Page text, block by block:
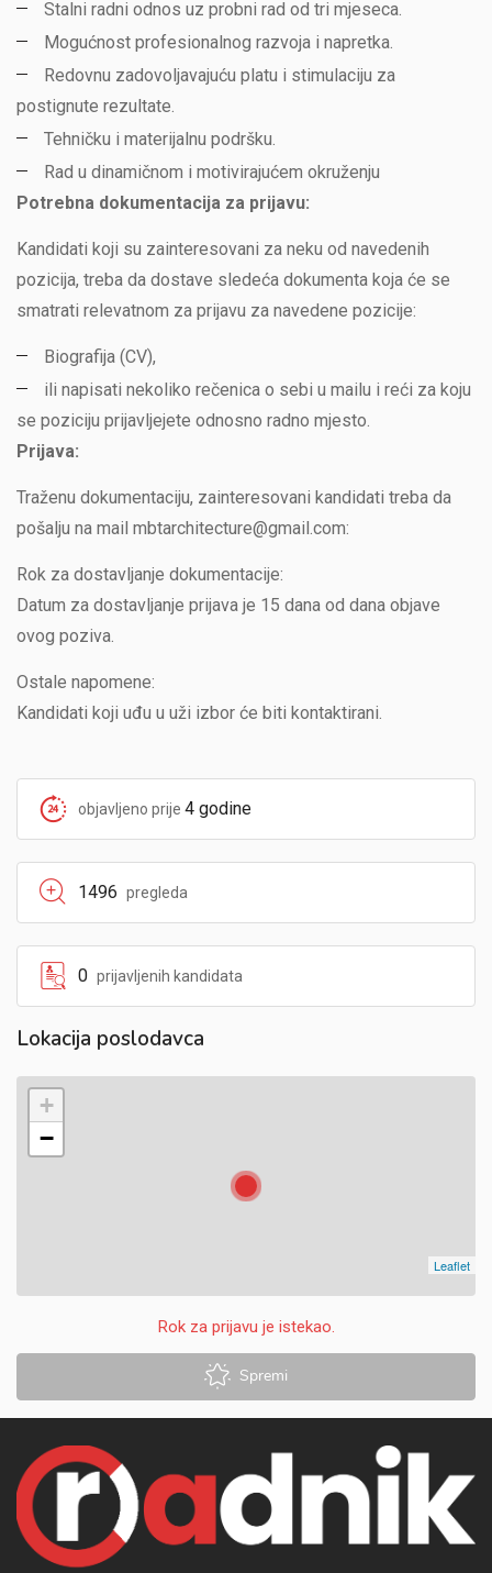
Stalni radni odnos uz probni rad od tri mjeseca.
Mogućnost profesionalnog razvoja i napretka.
Redovnu zadovoljavajuću platu i stimulaciju za
postignute rezultate.
Tehničku i materijalnu podršku.
Rad u dinamičnom i motivirajućem okruženju
Potrebna dokumentacija za prijavu:
Kandidati koji su zainteresovani za neku od navedenih
pozicija, treba da dostave sledeća dokumenta koja će se
smatrati relevatnom za prijavu za navedene pozicije:
Biografija (CV),
ili napisati nekoliko rečenica o sebi u mailu i reći za koju
se poziciju prijavljejete odnosno radno mjesto.
Prijava:
Traženu dokumentaciju, zainteresovani kandidati treba da
pošalju na mail mbtarchitecture@gmail.com:
Rok za dostavljanje dokumentacije:
Datum za dostavljanje prijava je 15 dana od dana objave
ovog poziva.
Ostale napomene:
Kandidati koji uđu u uži izbor će biti kontaktirani.
objavljeno prije 4 godine
1496 pregleda
0 prijavljenih kandidata
Lokacija poslodavca
+
−
Leaflet
Rok za prijavu je istekao.
Spremi